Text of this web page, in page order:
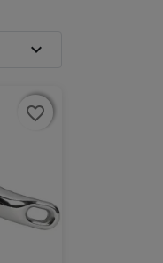
expand_more
favorite_border
favorite_border